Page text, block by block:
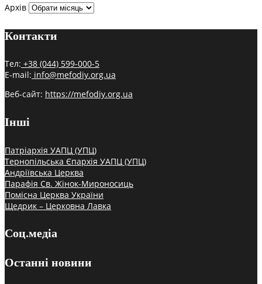
Архів
Контакти
Тел: +38 (044) 599-000-5
E-mail: info@mefodiy.org.ua
Веб-сайт: https://mefodiy.org.ua
Інші
Патріархія УАПЦ (УПЦ)
Тернопільська Єпархія УАПЦ (УПЦ)
Андріївська Церква
Парафія Св. Жінок-Мироносиць
Помісна Церква України
Щедрик – Церковна Лавка
Соц.медіа
Останні новини